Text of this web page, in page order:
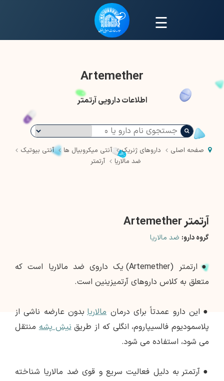
☰
Artemether
اطلاعات دارویی آرتمتر
صفحه اصلی داروهای ژنریک آنتی میکروبیال ها
آنتی بیوتیک
ضد مالاریا
آرتمتر
آرتمتر Artemether
گروه دارو: ضد مالاریا
●
ارتمتر (Artemether) یک داروی ضد مالاریا است که
متعلق به کلاس داروهای آرتمیزینین است.
● این دارو عمدتاً برای درمانمالاریابدون عارضه ناشی از
پلاسمودیوم فالسیپاروم، انگلی که از طریقنیش پشهمنتقل
می شود، استفاده می شود.
● آرتمتر به دلیل فعالیت سریع و قوی ضد مالاریا شناخته